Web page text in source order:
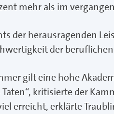
mehr als im
der herausragenden
der
gilt eine hohe
Taten“, kritisierte der
erreicht, erklärte